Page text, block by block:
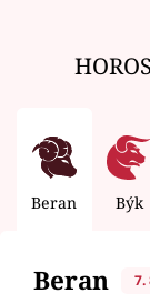
Beran Býk
Beran 7.